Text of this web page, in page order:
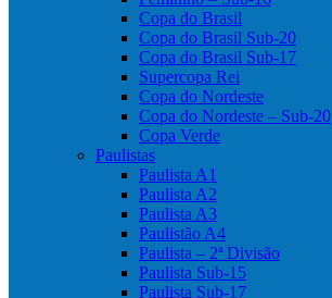
Copa do Brasil
Copa do Brasil Sub-20
Copa do Brasil Sub-17
Supercopa Rei
Copa do Nordeste
Copa do Nordeste – Sub-20
Copa Verde
Paulistas
Paulista A1
Paulista A2
Paulista A3
Paulistão A4
Paulista – 2ª Divisão
Paulista Sub-15
Paulista Sub-17